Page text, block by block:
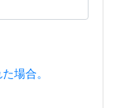
場合。